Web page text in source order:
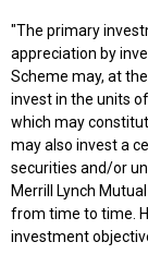
"The primary
appreciation by
Scheme may, at
invest in the units
which may
may also invest a
securities and/or
Merrill Lynch
from time to time.
investment